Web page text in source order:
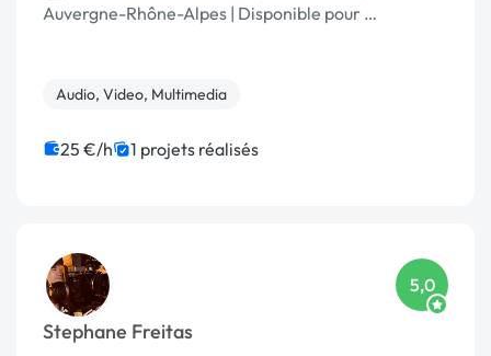
Auvergne-Rhône-Alpes | Disponible pour …
Audio, Video, Multimedia
25 €/h 1 projets réalisés
Stephane Freitas
5,0